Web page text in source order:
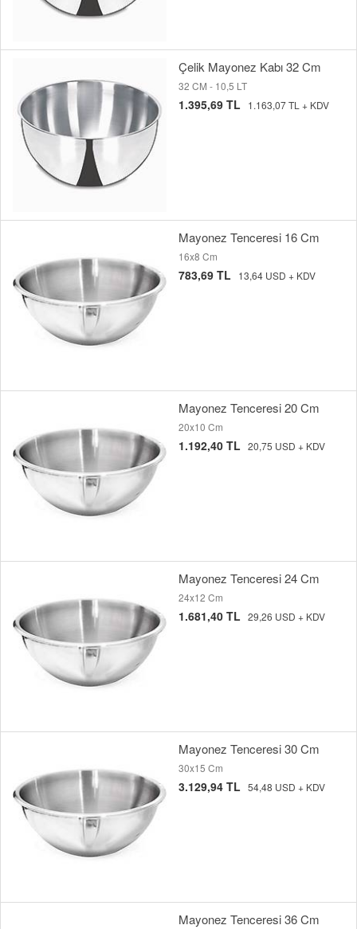
Çelik Mayonez Kabı 32 Cm
32 CM - 10,5 LT
1.395,69 TL 1.163,07 TL + KDV
Mayonez Tenceresi 16 Cm
16x8 Cm
783,69 TL 13,64 USD + KDV
Mayonez Tenceresi 20 Cm
20x10 Cm
1.192,40 TL 20,75 USD + KDV
Mayonez Tenceresi 24 Cm
24x12 Cm
1.681,40 TL 29,26 USD + KDV
Mayonez Tenceresi 30 Cm
30x15 Cm
3.129,94 TL 54,48 USD + KDV
Mayonez Tenceresi 36 Cm